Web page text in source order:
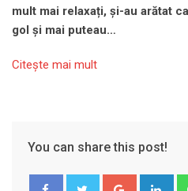
mult mai relaxați, și-au arătat
gol și mai puteau…
Citeşte mai mult
You can share this post!
Google+